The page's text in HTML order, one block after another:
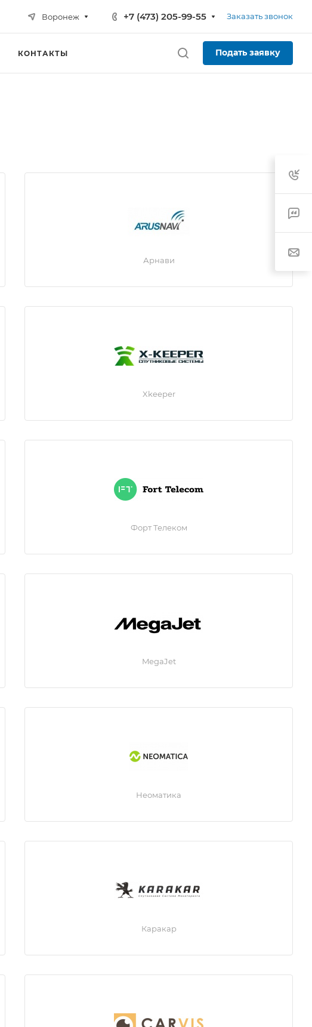
Воронеж +7 (473) 205-99-55 Заказать звонок
КОНТАКТЫ Подать заявку
Арнави
Xkeeper
Форт Телеком
MegaJet
Неоматика
Каракар